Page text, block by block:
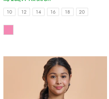
TAMANHOS
10 12 14 16 18 20
COR